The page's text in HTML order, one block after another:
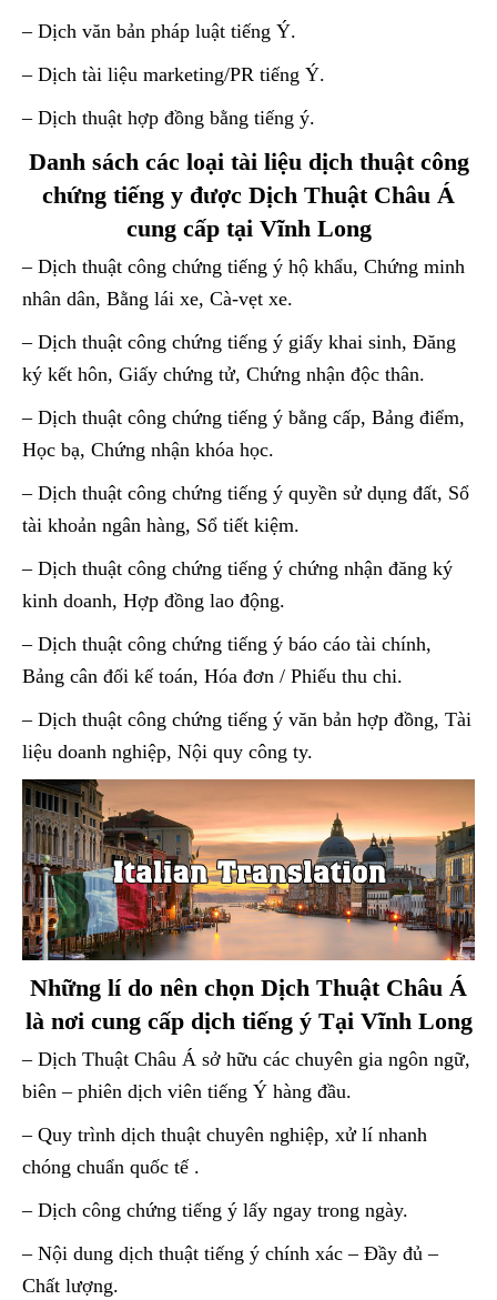
– Dịch văn bản pháp luật tiếng Ý.
– Dịch tài liệu marketing/PR tiếng Ý.
– Dịch thuật hợp đồng bằng tiếng ý.
Danh sách các loại tài liệu dịch thuật công
chứng tiếng y được Dịch Thuật Châu Á
cung cấp tại Vĩnh Long
– Dịch thuật công chứng tiếng ý hộ khẩu, Chứng minh
nhân dân, Bằng lái xe, Cà-vẹt xe.
– Dịch thuật công chứng tiếng ý giấy khai sinh, Đăng
ký kết hôn, Giấy chứng tử, Chứng nhận độc thân.
– Dịch thuật công chứng tiếng ý bằng cấp, Bảng điểm,
Học bạ, Chứng nhận khóa học.
– Dịch thuật công chứng tiếng ý quyền sử dụng đất, Sổ
tài khoản ngân hàng, Sổ tiết kiệm.
– Dịch thuật công chứng tiếng ý chứng nhận đăng ký
kinh doanh, Hợp đồng lao động.
– Dịch thuật công chứng tiếng ý báo cáo tài chính,
Bảng cân đối kế toán, Hóa đơn / Phiếu thu chi.
– Dịch thuật công chứng tiếng ý văn bản hợp đồng, Tài
liệu doanh nghiệp, Nội quy công ty.
Những lí do nên chọn Dịch Thuật Châu Á
là nơi cung cấp dịch tiếng ý Tại Vĩnh Long
– Dịch Thuật Châu Á sở hữu các chuyên gia ngôn ngữ,
biên – phiên dịch viên tiếng Ý hàng đầu.
– Quy trình dịch thuật chuyên nghiệp, xử lí nhanh
chóng chuẩn quốc tế .
– Dịch công chứng tiếng ý lấy ngay trong ngày.
– Nội dung dịch thuật tiếng ý chính xác – Đầy đủ –
Chất lượng.